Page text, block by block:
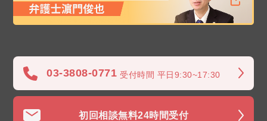
03-3808-0771 受付時間 平日9:30~17:30
初回相談無料24時間受付